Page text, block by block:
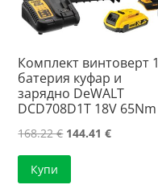
Комплект винтоверт 1
батерия куфар и
зарядно DeWALT
DCD708D1T 18V 65Nm
168.22€ Original
price
144.41€Текущата
Купи